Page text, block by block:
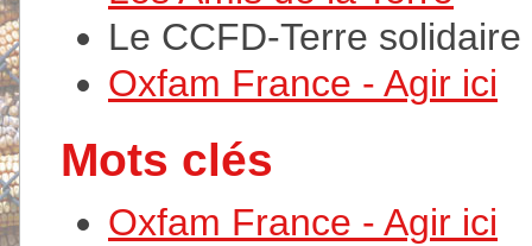
Le CCFD-Terre solidaire
Oxfam France - Agir ici
Mots clés
Oxfam France - Agir ici